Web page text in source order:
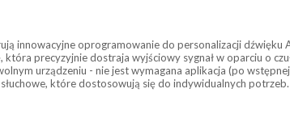
innowacyjne oprogramowanie do personalizacji
precyzyjnie dostraja wyjściowy sygnał w oparciu o
urządzeniu - nie jest wymagana aplikacja (po
które dostosowują się do indywidualnych potrzeb.